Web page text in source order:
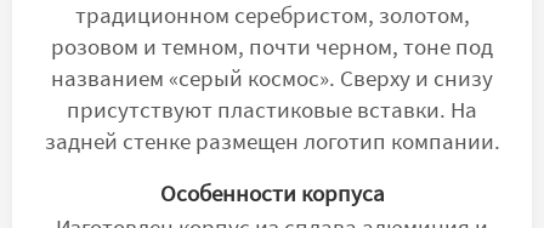
традиционном серебристом, золотом,
розовом и темном, почти черном, тоне под
названием «серый космос». Сверху и снизу
присутствуют пластиковые вставки. На
задней стенке размещен логотип компании.
Особенности корпуса